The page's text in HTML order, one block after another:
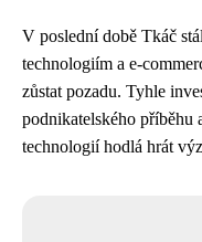
V poslední době Tkáč
technologiím a e-
zůstat pozadu. Tyhle
podnikatelského příběhu
technologií hodlá hrát